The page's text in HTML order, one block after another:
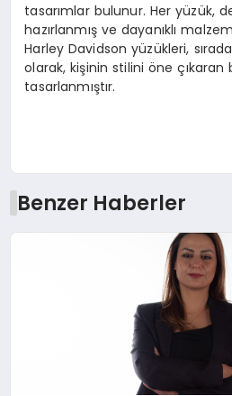
tasarımlar bulunur. Her yüzük,
hazırlanmış ve dayanıklı
Harley Davidson yüzükleri,
olarak, kişinin stilini öne çıkaran
tasarlanmıştır.
Benzer Haberler